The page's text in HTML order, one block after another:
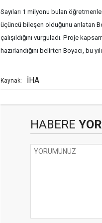
Sayıları 1 milyonu bulan
üçüncü bileşen olduğunu anlatan
çalışıldığını vurguladı. Proje
hazırlandığını belirten Boyacı, bu
Kaynak: İHA
HABERE